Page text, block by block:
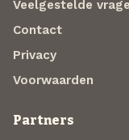
Veelgestelde
Contact
Privacy
Voorwaarden
Partners